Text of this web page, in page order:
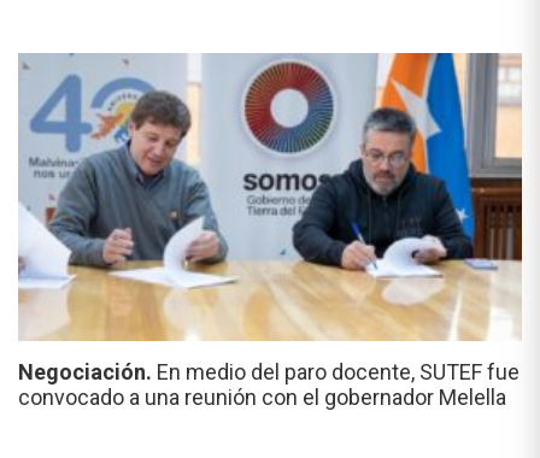
Negociación. En medio del paro docente, SUTEF fue
convocado a una reunión con el gobernador Melella